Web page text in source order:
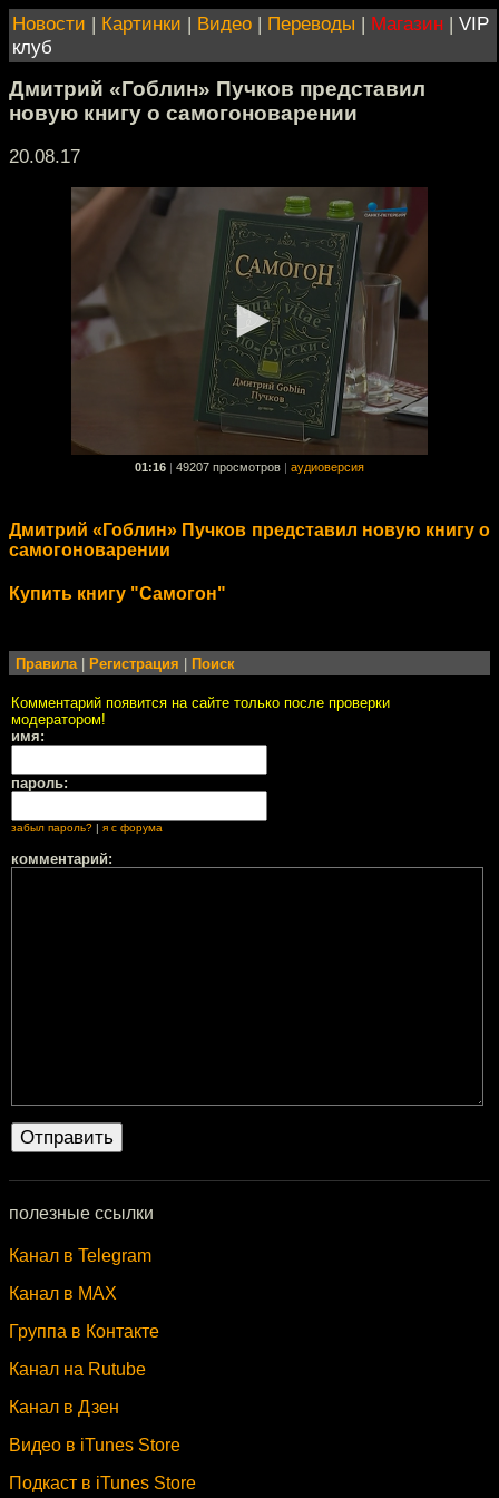
Новости | Картинки | Видео | Переводы | Магазин | VIP
клуб
Дмитрий «Гоблин» Пучков представил
новую книгу о самогоноварении
20.08.17
01:16 49207 просмотров аудиоверсия
Дмитрий «Гоблин» Пучков представил новую книгу о
самогоноварении
Купить книгу "Самогон"
Правила| Регистрация Поиск
Комментарий появится на сайте только после проверки
модератором!
имя:
пароль:
забыл пароль? я с форума
комментарий:
полезные ссылки
Канал в Telegram
Канал в MAX
Группа в Контакте
Канал на Rutube
Канал в Дзен
Видео в iTunes Store
Подкаст в iTunes Store